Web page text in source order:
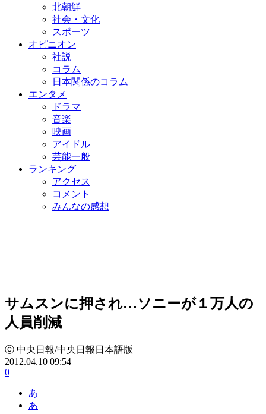
北朝鮮
社会・文化
スポーツ
オピニオン
社説
コラム
日本関係のコラム
エンタメ
ドラマ
音楽
映画
アイドル
芸能一般
ランキング
アクセス
コメント
みんなの感想
サムスンに押され…ソニーが１万人の
人員削減
ⓒ 中央日報/中央日報日本語版
2012.04.10 09:54
0
あ
あ